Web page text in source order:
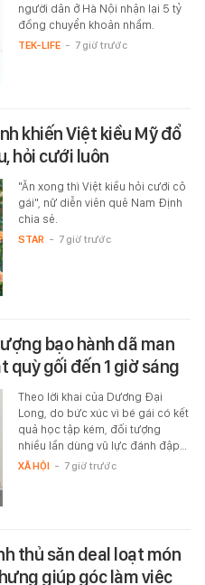
người dân ở Hà Nội nhận lại 5 tỷ
đồng chuyển khoản nhầm.
TEK-LIFE - 7 giờ trước
khiến Việt kiều Mỹ đổ
hỏi cưới luôn
"Ăn xong thì Việt kiều hỏi cưới cô
gái", nữ diễn viên quê Nam Định
chia sẻ.
STAR - 7 giờ trước
bạo hành dã man
quỳ gối đến 1 giờ sáng
Theo lời khai của Dương Đại
Long, do bức xúc vì bé gái có kết
quả học tập kém, đối tượng
nhiều lần dùng vũ lực đánh đập…
XÃ HỘI - 7 giờ trước
thủ săn deal loạt món
giúp góc làm việc